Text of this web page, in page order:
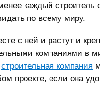
каждый строитель
по всему миру.
с ней и растут и
компаниями в
строительная компания
проекте, если она